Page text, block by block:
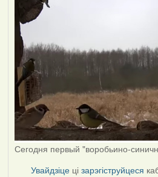
Сегодня первый "воробьино-
Увайдзіце цізарэгіструйцеся